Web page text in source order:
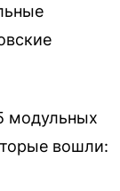
модульных
вошли: